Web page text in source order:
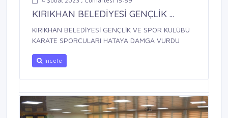
KIRIKHAN BELEDİYESİ GENÇLİK ...
KIRIKHAN BELEDİYESİ GENÇLİK VE SPOR KULÜBÜ
KARATE SPORCULARI HATAYA DAMGA VURDU
İncele